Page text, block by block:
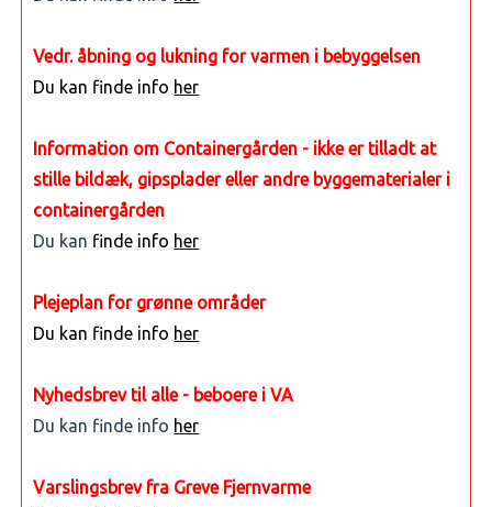
Vedr. åbning og lukning for varmen i bebyggelsen
Du kan finde info her
Information om Containergården - ikke er tilladt at
stille bildæk, gipsplader eller andre byggematerialer i
containergården
Du kan finde info her
Plejeplan for grønne områder
Du kan finde info her
Nyhedsbrev til alle - beboere i VA
Du kan finde info her
Varslingsbrev fra Greve Fjernvarme